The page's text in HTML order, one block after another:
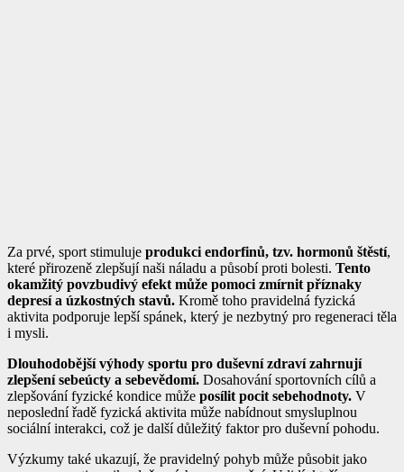
Za prvé, sport stimuluje produkci endorfinů, tzv. hormonů štěstí,
které přirozeně zlepšují naši náladu a působí proti bolesti. Tento
okamžitý povzbudivý efekt může pomoci zmírnit příznaky
depresí a úzkostných stavů. Kromě toho pravidelná fyzická
aktivita podporuje lepší spánek, který je nezbytný pro regeneraci těla
i mysli.
Dlouhodobější výhody sportu pro duševní zdraví zahrnují
zlepšení sebeúcty a sebevědomí. Dosahování sportovních cílů a
zlepšování fyzické kondice může posílit pocit sebehodnoty. V
neposlední řadě fyzická aktivita může nabídnout smysluplnou
sociální interakci, což je další důležitý faktor pro duševní pohodu.
Výzkumy také ukazují, že pravidelný pohyb může působit jako